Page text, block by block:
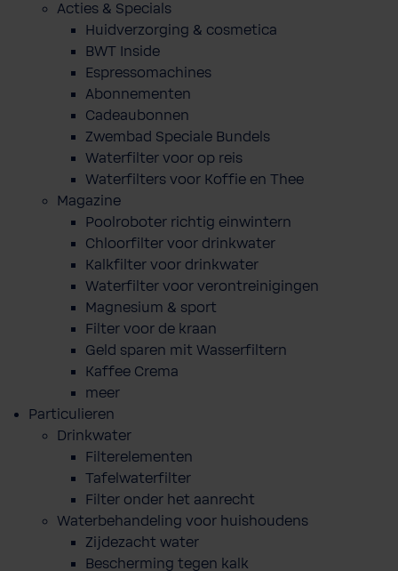
Acties & Specials
Huidverzorging & cosmetica
BWT Inside
Espressomachines
Abonnementen
Cadeaubonnen
Zwembad Speciale Bundels
Waterfilter voor op reis
Waterfilters voor Koffie en Thee
Magazine
Poolroboter richtig einwintern
Chloorfilter voor drinkwater
Kalkfilter voor drinkwater
Waterfilter voor verontreinigingen
Magnesium & sport
Filter voor de kraan
Geld sparen mit Wasserfiltern
Kaffee Crema
meer
Particulieren
Drinkwater
Filterelementen
Tafelwaterfilter
Filter onder het aanrecht
Waterbehandeling voor huishoudens
Zijdezacht water
Bescherming tegen kalk